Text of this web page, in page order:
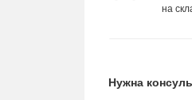
на
Нужна